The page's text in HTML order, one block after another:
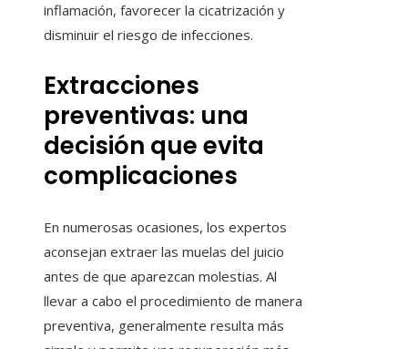
inflamación, favorecer la cicatrización y
disminuir el riesgo de infecciones.
Extracciones
preventivas: una
decisión que evita
complicaciones
En numerosas ocasiones, los expertos
aconsejan extraer las muelas del juicio
antes de que aparezcan molestias. Al
llevar a cabo el procedimiento de manera
preventiva, generalmente resulta más